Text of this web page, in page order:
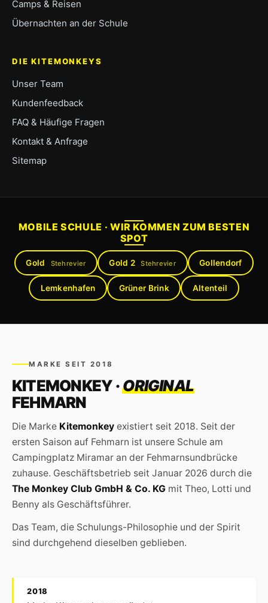
Camps & Reisen
Übernachten an der Schule
DIE KITEMONKEYS
Unser Team
Kundenfeedback
FAQ & Häufige Fragen
Kontakt & Anfrage
Sitemap
MOBILE SCHULE · WIR KOMMEN ZUM BESTEN
SPOT
Gold Stehrevier Gold 2 Stehrevier Gollendorf
Lemkenhafen Grüner Brink Altenteil
MARKE SEIT 2018
KITEMONKEY ·ORIGINAL
FEHMARN
Die Marke Kitemonkey existiert seit 2018. Seit der
ersten Saison auf Fehmarn ist unsere Schule am
Campingplatz Miramar an der Fehmarnsundbrücke
zuhause. Geschäftsbetrieb seit Januar 2026 durch die
The Monkey Club GmbH & Co. KG mit Theo, Lotti und
Benny als Geschäftsführer.
Das Team, die Schulungs-Philosophie und der Spirit
sind durchgehend dieselben geblieben.
2018